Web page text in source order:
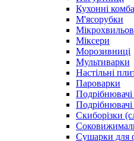
Кухонні
М'ясорубки
Міксери
Морозивниці
Мультиварки
Настільні
Пароварки
Подрібнювачі
Скиборізки
Сушарки для